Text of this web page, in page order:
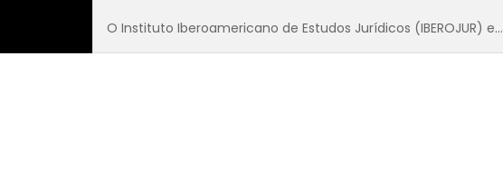
O Instituto Iberoamericano de Estudos Jurídicos (IBEROJUR) e...